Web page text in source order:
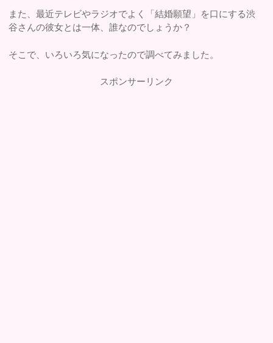
また、最近テレビやラジオでよく「結婚願望」を口にする渋
谷さんの彼女とは一体、誰なのでしょうか？
そこで、いろいろ気になったので調べてみました。
スポンサーリンク